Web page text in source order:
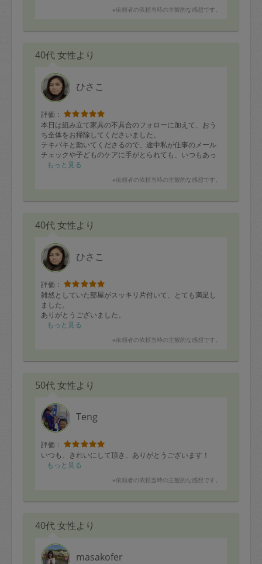
※依頼者の依頼当時の主観的な感想です。
40代 女性より
ひさこ
評価：
本日は組み立て家具の不具合のフォローに加えて、おう
ち全体をお掃除してくださいました。
テキパキと動いてくださるので、途中私が仕事のメール
チェックや子どものケアに手がとられても、いつもあっ
という間に綺麗にしてくださって本当に感謝です！
もっと見る
※依頼者の依頼当時の主観的な感想です。
40代 女性より
ひさこ
評価：
雑然としていた部屋がスッキリ片付いて、とても満足し
ました。
ありがとうございました。
もっと見る
※依頼者の依頼当時の主観的な感想です。
50代 女性より
Teng
評価：
いつも、きれいにして頂き、ありがとうございます！
もっと見る
※依頼者の依頼当時の主観的な感想です。
40代 女性より
masakofer